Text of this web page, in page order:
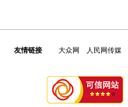
友情链接 大众网 人民网传媒